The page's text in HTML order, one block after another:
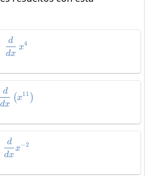
\frac{d}{dx}\:x^4
dx
d
x4
\frac{d}{dx}\left(x^{11}\right)
dx
d
(x11 )
\frac{d}{dx}x^{-2}
dx
d
x−2